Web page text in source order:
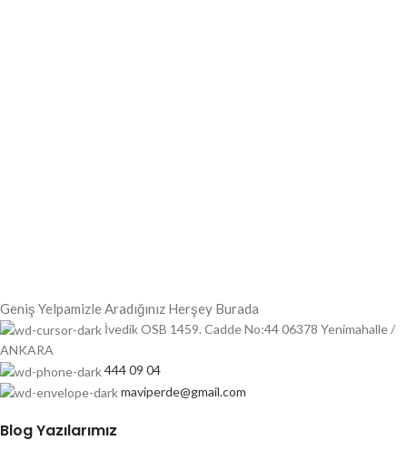
Geniş Yelpamizle Aradığınız Herşey Burada
İvedik OSB 1459. Cadde No:44 06378 Yenimahalle /
ANKARA
444 09 04
maviperde@gmail.com
Blog Yazılarımız